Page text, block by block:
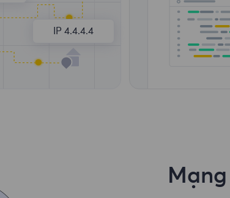
IP 4.4.4.4